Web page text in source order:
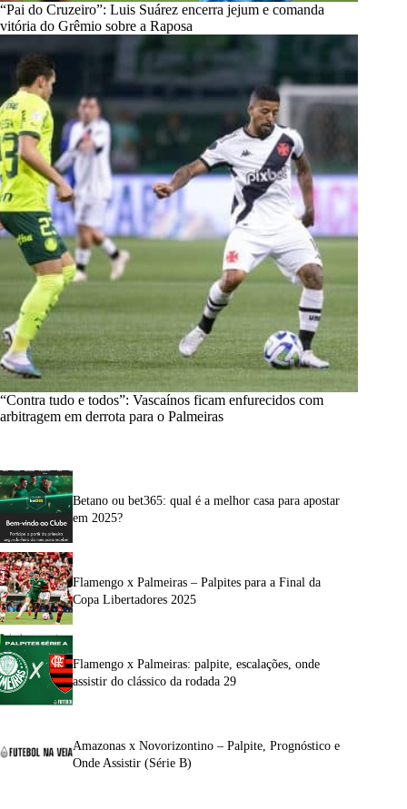
“Pai do Cruzeiro”: Luis Suárez encerra jejum e comanda
vitória do Grêmio sobre a Raposa
“Contra tudo e todos”: Vascaínos ficam enfurecidos com
arbitragem em derrota para o Palmeiras
Betano ou bet365: qual é a melhor casa para apostar
em 2025?
Flamengo x Palmeiras – Palpites para a Final da
Copa Libertadores 2025
Flamengo x Palmeiras: palpite, escalações, onde
assistir do clássico da rodada 29
Amazonas x Novorizontino – Palpite, Prognóstico e
Onde Assistir (Série B)